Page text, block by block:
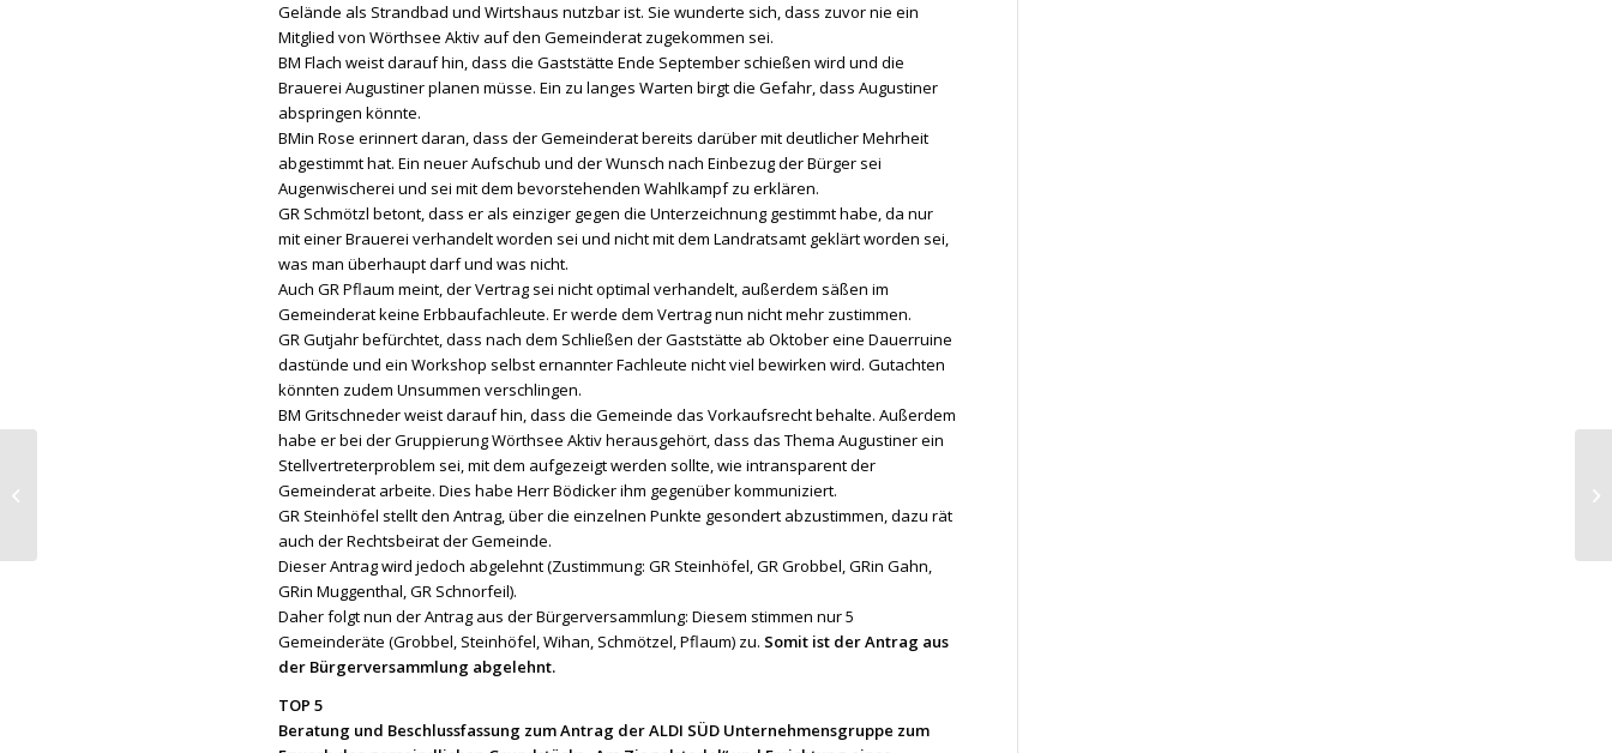
Gelände als Strandbad und Wirtshaus nutzbar ist. Sie wunderte sich, dass zuvor nie ein
Mitglied von Wörthsee Aktiv auf den Gemeinderat zugekommen sei.
BM Flach weist darauf hin, dass die Gaststätte Ende September schießen wird und die
Brauerei Augustiner planen müsse. Ein zu langes Warten birgt die Gefahr, dass Augustiner
abspringen könnte.
BMin Rose erinnert daran, dass der Gemeinderat bereits darüber mit deutlicher Mehrheit
abgestimmt hat. Ein neuer Aufschub und der Wunsch nach Einbezug der Bürger sei
Augenwischerei und sei mit dem bevorstehenden Wahlkampf zu erklären.
GR Schmötzl betont, dass er als einziger gegen die Unterzeichnung gestimmt habe, da nur
mit einer Brauerei verhandelt worden sei und nicht mit dem Landratsamt geklärt worden sei,
was man überhaupt darf und was nicht.
Auch GR Pflaum meint, der Vertrag sei nicht optimal verhandelt, außerdem säßen im
Gemeinderat keine Erbbaufachleute. Er werde dem Vertrag nun nicht mehr zustimmen.
GR Gutjahr befürchtet, dass nach dem Schließen der Gaststätte ab Oktober eine Dauerruine
dastünde und ein Workshop selbst ernannter Fachleute nicht viel bewirken wird. Gutachten
könnten zudem Unsummen verschlingen.
BM Gritschneder weist darauf hin, dass die Gemeinde das Vorkaufsrecht behalte. Außerdem
habe er bei der Gruppierung Wörthsee Aktiv herausgehört, dass das Thema Augustiner ein
Stellvertreterproblem sei, mit dem aufgezeigt werden sollte, wie intransparent der
Gemeinderat arbeite. Dies habe Herr Bödicker ihm gegenüber kommuniziert.
GR Steinhöfel stellt den Antrag, über die einzelnen Punkte gesondert abzustimmen, dazu rät
auch der Rechtsbeirat der Gemeinde.
Dieser Antrag wird jedoch abgelehnt (Zustimmung: GR Steinhöfel, GR Grobbel, GRin Gahn,
GRin Muggenthal, GR Schnorfeil).
Daher folgt nun der Antrag aus der Bürgerversammlung: Diesem stimmen nur 5
Gemeinderäte (Grobbel, Steinhöfel, Wihan, Schmötzel, Pflaum) zu. Somit ist der Antrag aus
der Bürgerversammlung abgelehnt.
TOP 5
Beratung und Beschlussfassung zum Antrag der ALDI SÜD Unternehmensgruppe zum